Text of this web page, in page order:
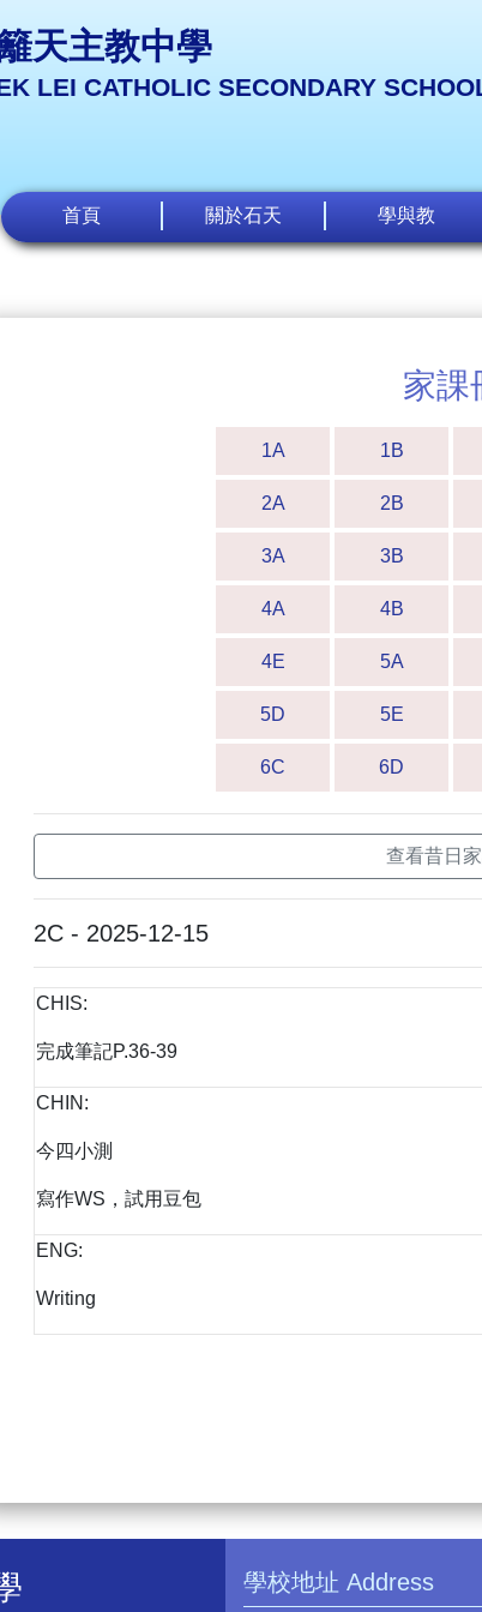
天主教中學
LEI CATHOLIC SECONDARY
首頁 關於石天 學與教
家課
1A 1B
2A 2B
3A 3B
4A 4B
4E 5A
5D 5E
6C 6D
查看昔日
2C - 2025-12-15
CHIS:
完成筆記P.36-39
CHIN:
今四小測
寫作WS，試用豆包
ENG:
Writing
學校地址 Address